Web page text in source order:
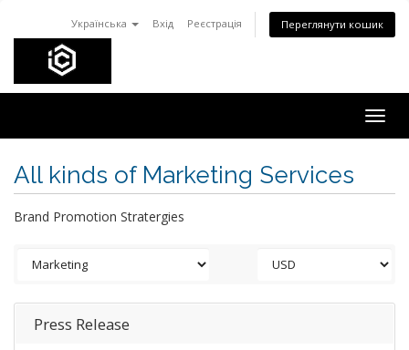
Українська Вхід Реєстрація Переглянути кошик
All kinds of Marketing Services
Brand Promotion Stratergies
Press Release